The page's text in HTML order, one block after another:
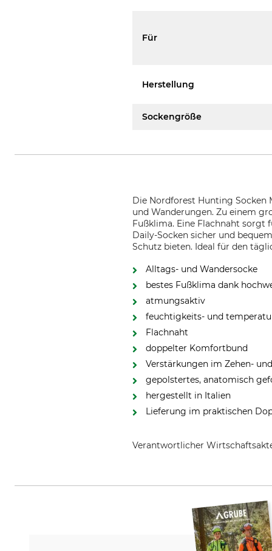
Für
Herstellung
Sockengröße
Die Nordforest Hunting Socken
und Wanderungen. Zu einem
Fußklima. Eine Flachnaht sorgt
Daily-Socken sicher und
Schutz bieten. Ideal für den
Alltags- und Wandersocke
bestes Fußklima dank
atmungsaktiv
feuchtigkeits- und
Flachnaht
doppelter Komfortbund
Verstärkungen im Zehen-
gepolstertes, anatomisch
hergestellt in Italien
Lieferung im praktischen
Verantwortlicher